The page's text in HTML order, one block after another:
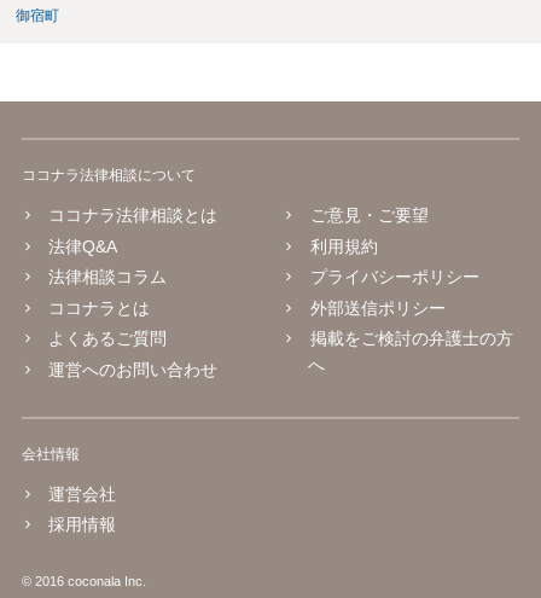
御宿町
ココナラ法律相談について
ココナラ法律相談とは
法律Q&A
法律相談コラム
ココナラとは
よくあるご質問
運営へのお問い合わせ
ご意見・ご要望
利用規約
プライバシーポリシー
外部送信ポリシー
掲載をご検討の弁護士の方
へ
会社情報
運営会社
採用情報
© 2016 coconala Inc.